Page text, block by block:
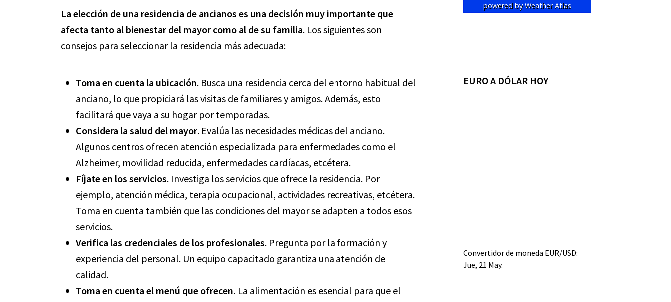
La elección de una residencia de ancianos es una decisión muy importante que
afecta tanto al bienestar del mayor como al de su familia. Los siguientesson
consejos para seleccionar la residencia más adecuada:
Toma en cuenta la ubicación. Busca una residencia cerca del entorno habitual del
anciano, lo que propiciará las visitas de familiares y amigos. Además, esto
facilitará que vaya a su hogar por temporadas.
Considera la salud del mayor. Evalúa las necesidades médicas del anciano.
Algunos centros ofrecen atención especializada para enfermedades como el
Alzheimer, movilidad reducida, enfermedades cardíacas, etcétera.
Fíjate en los servicios. Investiga los servicios que ofrece la residencia. Por
ejemplo, atención médica, terapia ocupacional, actividades recreativas, etcétera.
Toma en cuenta también que las condiciones del mayor se adapten a todos esos
servicios.
Verifica las credenciales de los profesionales. Pregunta por la formación y
experiencia del personal. Un equipo capacitado garantiza una atención de
calidad.
Toma en cuenta el menú que ofrecen. La alimentación es esencial para que el
powered byWeather Atlas
EURO A DÓLAR HOY
Convertidor de moneda EUR/USD:
Jue, 21 May.